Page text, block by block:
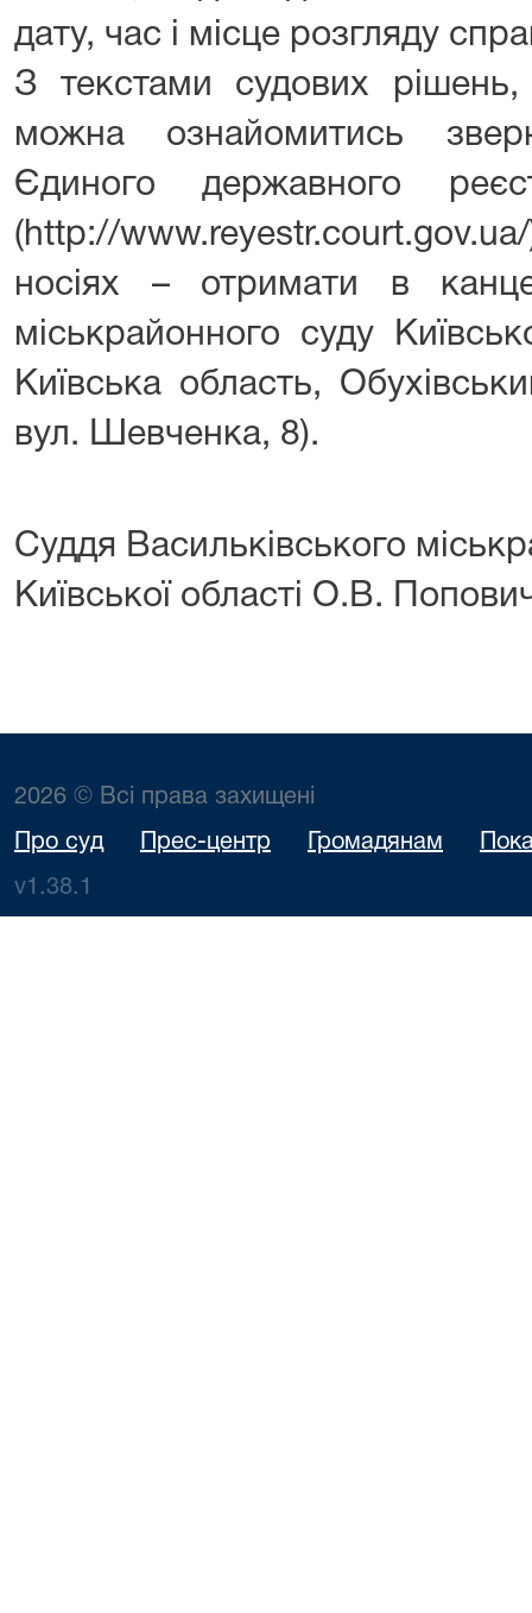
дату, час і місце розгляду
З текстами судових
можна ознайомитись
Єдиного державного
(http://
носіях – отримати в
міськрайонного суду
Київська область,
вул. Шевченка, 8).
Суддя Васильківського
Київської області О.В.
2026 © Всі права захищені
Про суд Прес-центр Громадянам
v1.38.1